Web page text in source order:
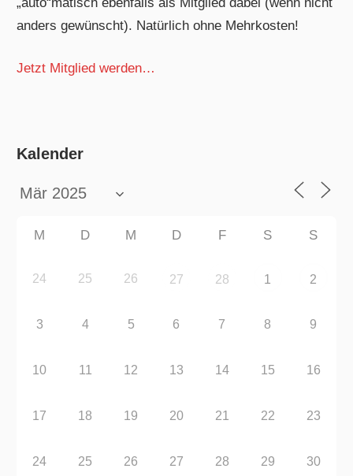
anders gewünscht). Natürlich ohne Mehrkosten!
Jetzt Mitglied werden…
Kalender
M D M D F S S
24 25 26 27 28 1 2
3 4 5 6 7 8 9
10 11 12 13 14 15 16
17 18 19 20 21 22 23
24 25 26 27 28 29 30